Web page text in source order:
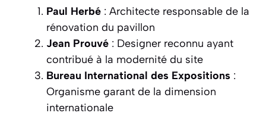
Paul Herbé : Architecte responsable de la
rénovation du pavillon
Jean Prouvé : Designer reconnu ayant
contribué à la modernité du site
Bureau International des Expositions :
Organisme garant de la dimension
internationale